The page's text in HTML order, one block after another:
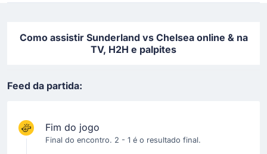
Como assistir Sunderland vs Chelsea online & na
TV, H2H e palpites
Feed da partida:
Fim do jogo
Final do encontro. 2 - 1 é o resultado final.